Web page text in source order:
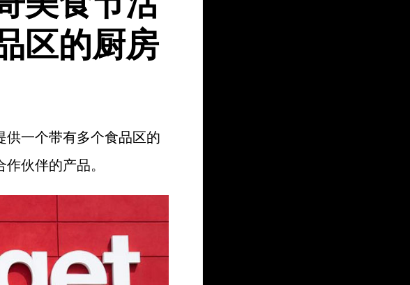
区的厨房
一个带有多个食品区的
伙伴的产品。